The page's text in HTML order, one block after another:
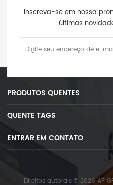
Inscreva-se em nossa
últimas
PRODUTOS QUENTES
QUENTE TAGS
ENTRAR EM CONTATO
Direitos autorais © 2026 AP